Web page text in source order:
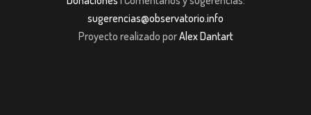
sugerencias@observatorio.info
Proyecto realizado porAlex Dantart